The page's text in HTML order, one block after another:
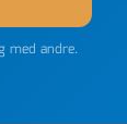
med andre.